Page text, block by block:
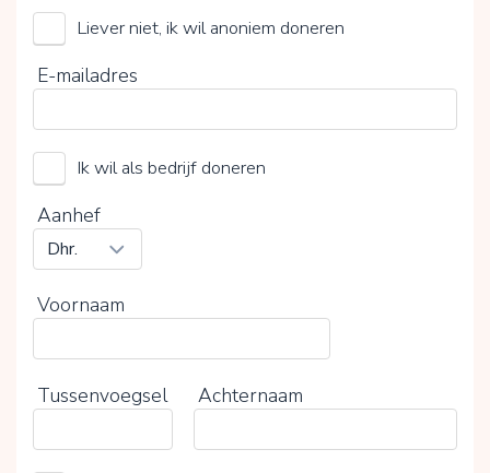
Dierenhulp zonder Grenzen Internationaal
Kies je vrijwillige bijdrage
0%
Liever niet, ik wil anoniem doneren
E-mailadres
Ik wil als bedrijf doneren
Aanhef
Voornaam
Tussenvoegsel Achternaam